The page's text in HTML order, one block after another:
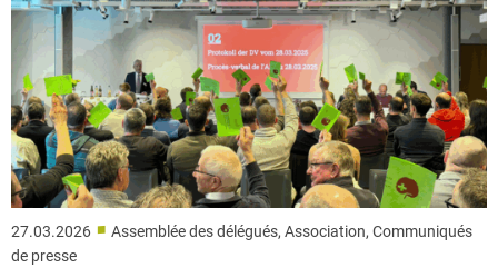
27.03.2026 ■ Assemblée des délégués, Association, Communiqués
de presse